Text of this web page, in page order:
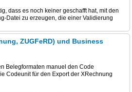
dass es noch keiner geschafft hat, mit den
Datei zu erzeugen, die einer Validierung
ZUGFeRD) und Business
Belegformaten manuel den Code
Codeunit für den Export der XRechnung